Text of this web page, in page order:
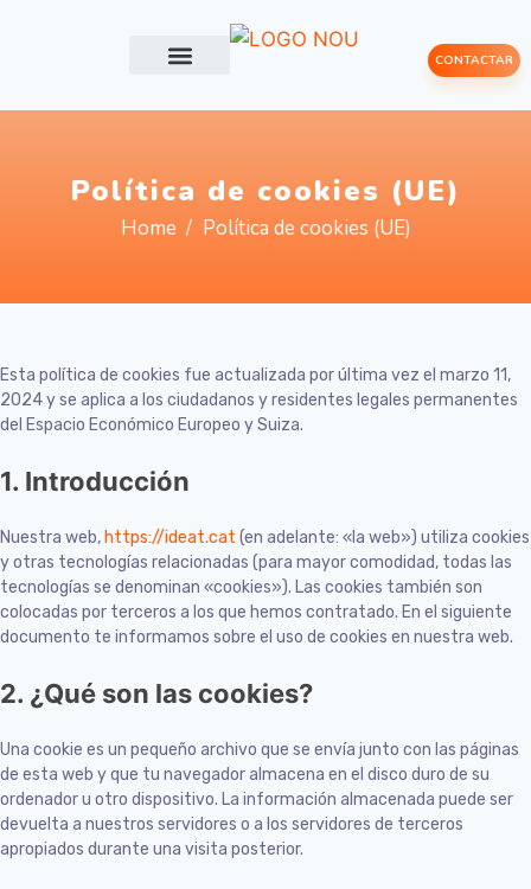
CONTACTAR
Política de cookies (UE)
Home Política de cookies (UE)
Esta política de cookies fue actualizada por última vez el marzo 11,
2024 y se aplica a los ciudadanos y residentes legales permanentes
del Espacio Económico Europeo y Suiza.
1. Introducción
Nuestra web, https://ideat.cat (en adelante: «la web») utiliza cookies
y otras tecnologías relacionadas (para mayor comodidad, todas las
tecnologías se denominan «cookies»). Las cookies también son
colocadas por terceros a los que hemos contratado. En el siguiente
documento te informamos sobre el uso de cookies en nuestra web.
2. ¿Qué son las cookies?
Una cookie es un pequeño archivo que se envía junto con las páginas
de esta web y que tu navegador almacena en el disco duro de su
ordenador u otro dispositivo. La información almacenada puede ser
devuelta a nuestros servidores o a los servidores de terceros
apropiados durante una visita posterior.